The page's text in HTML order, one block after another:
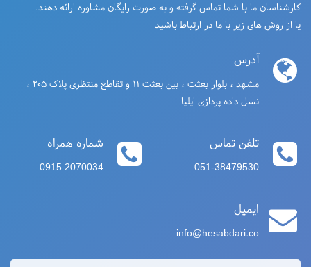
کارشناسان ما با شما تماس گرفته و به صورت رایگان مشاوره ارائه دهند.
یا از روش های زیر با ما در ارتباط باشید
آدرس
مشهد ، بلوار بعثت ، بین بعثت ۱۱ و تقاطع منتظری پلاک ۲۰۵ ،
نسل داده پردازی ایلیا
تلفن تماس
051-38479530
شماره همراه
0915 2070034
ایمیل
info@hesabdari.co